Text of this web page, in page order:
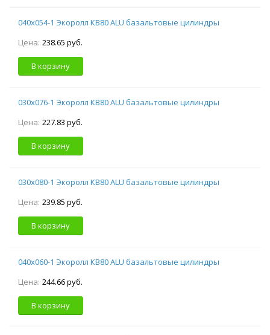
040х054-1 Экоролл КВ80 ALU базальтовые цилиндры
Цена: 238.65 руб.
В корзину
030х076-1 Экоролл КВ80 ALU базальтовые цилиндры
Цена: 227.83 руб.
В корзину
030х080-1 Экоролл КВ80 ALU базальтовые цилиндры
Цена: 239.85 руб.
В корзину
040х060-1 Экоролл КВ80 ALU базальтовые цилиндры
Цена: 244.66 руб.
В корзину